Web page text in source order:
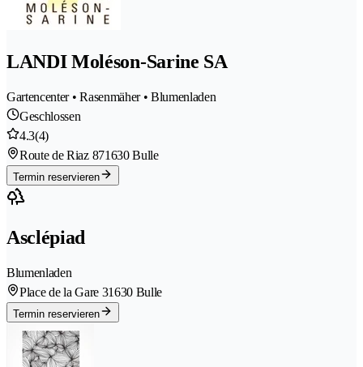
LANDI Moléson-Sarine SA
Gartencenter • Rasenmäher • Blumenladen
Geschlossen
4.3(4)
Route de Riaz 871630 Bulle
Termin reservieren
Asclépiad
Blumenladen
Place de la Gare 31630 Bulle
Termin reservieren